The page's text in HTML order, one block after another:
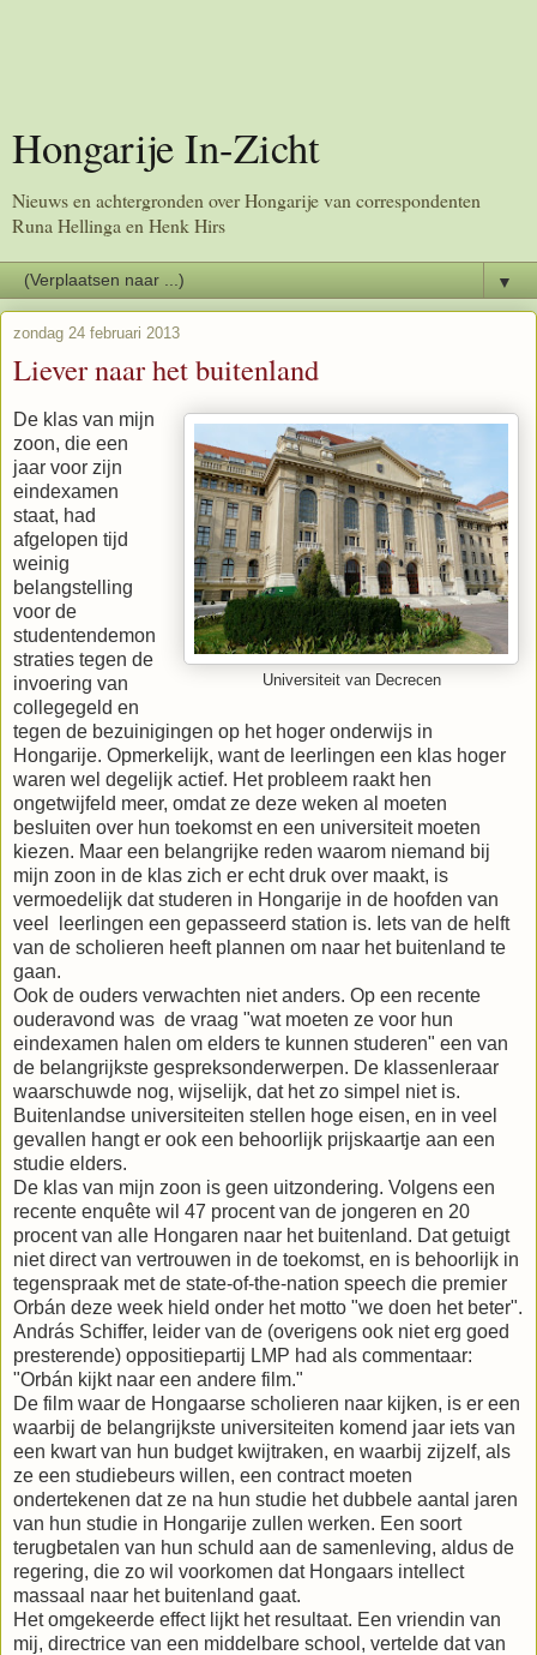
Hongarije In-Zicht
Nieuws en achtergronden over Hongarije van correspondenten
Runa Hellinga en Henk Hirs
▼
zondag 24 februari 2013
Liever naar het buitenland
Universiteit van Decrecen
De klas van mijn
zoon, die een
jaar voor zijn
eindexamen
staat, had
afgelopen tijd
weinig
belangstelling
voor de
studentendemon
straties tegen de
invoering van
collegegeld en
tegen de bezuinigingen op het hoger onderwijs in
Hongarije. Opmerkelijk, want de leerlingen een klas hoger
waren wel degelijk actief. Het probleem raakt hen
ongetwijfeld meer, omdat ze deze weken al moeten
besluiten over hun toekomst en een universiteit moeten
kiezen. Maar een belangrijke reden waarom niemand bij
mijn zoon in de klas zich er echt druk over maakt, is
vermoedelijk dat studeren in Hongarije in de hoofden van
veel leerlingen een gepasseerd station is. Iets van de helft
van de scholieren heeft plannen om naar het buitenland te
gaan.
Ook de ouders verwachten niet anders. Op een recente
ouderavond was de vraag "wat moeten ze voor hun
eindexamen halen om elders te kunnen studeren" een van
de belangrijkste gespreksonderwerpen. De klassenleraar
waarschuwde nog, wijselijk, dat het zo simpel niet is.
Buitenlandse universiteiten stellen hoge eisen, en in veel
gevallen hangt er ook een behoorlijk prijskaartje aan een
studie elders.
De klas van mijn zoon is geen uitzondering. Volgens een
recente enquête wil 47 procent van de jongeren en 20
procent van alle Hongaren naar het buitenland. Dat getuigt
niet direct van vertrouwen in de toekomst, en is behoorlijk in
tegenspraak met de state-of-the-nation speech die premier
Orbán deze week hield onder het motto "we doen het beter".
András Schiffer, leider van de (overigens ook niet erg goed
presterende) oppositiepartij LMP had als commentaar:
"Orbán kijkt naar een andere film."
De film waar de Hongaarse scholieren naar kijken, is er een
waarbij de belangrijkste universiteiten komend jaar iets van
een kwart van hun budget kwijtraken, en waarbij zijzelf, als
ze een studiebeurs willen, een contract moeten
ondertekenen dat ze na hun studie het dubbele aantal jaren
van hun studie in Hongarije zullen werken. Een soort
terugbetalen van hun schuld aan de samenleving, aldus de
regering, die zo wil voorkomen dat Hongaars intellect
massaal naar het buitenland gaat.
Het omgekeerde effect lijkt het resultaat. Een vriendin van
mij, directrice van een middelbare school, vertelde dat van